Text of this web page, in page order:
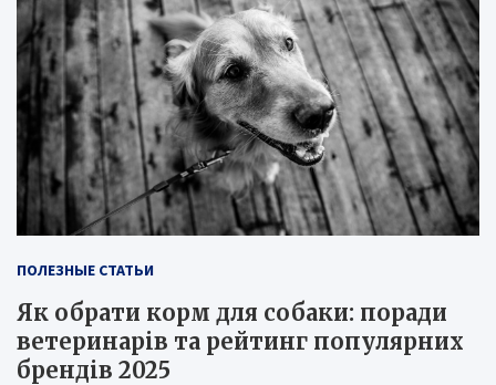
ПОЛЕЗНЫЕ СТАТЬИ
Як обрати корм для собаки: поради
ветеринарів та рейтинг популярних
брендів 2025